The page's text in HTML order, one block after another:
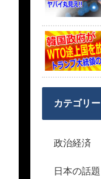
カテゴリー
政治経済
日本の話題